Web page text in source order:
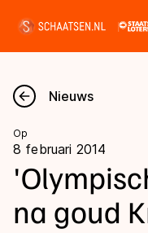
Nieuws
Kalender
Disciplines
Nieuws
Op
8 februari 2014
na goud